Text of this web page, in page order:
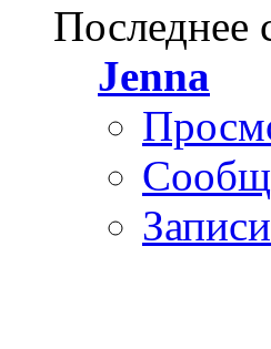
Последнее
Jenna